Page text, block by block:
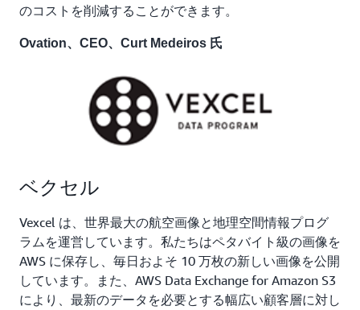
のコストを削減することができます。
Ovation、CEO、Curt Medeiros 氏
ベクセル
Vexcel は、世界最大の航空画像と地理空間情報プログ
ラムを運営しています。私たちはペタバイト級の画像を
AWS に保存し、毎日およそ 10 万枚の新しい画像を公開
しています。また、AWS Data Exchange for Amazon S3
により、最新のデータを必要とする幅広い顧客層に対し